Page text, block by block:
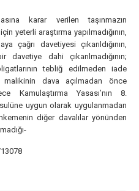
karar verilen taşınmazın
yeterli araştırma yapılmadığının,
çağrı davetiyesi çıkarıldığının,
dahi çıkarılmadığının;
tebliğ edilmeden iade
malikinin dava açılmadan önce
Kamulaştırma Yasası’nın 8.
uygun olarak uygulanmadan
diğer davalılar yönünden